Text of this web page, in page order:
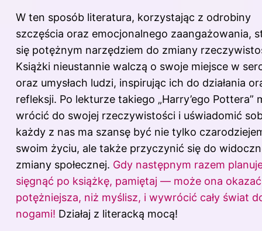
W ten sposób literatura, korzystając z odrobiny
szczęścia oraz emocjonalnego zaangażowania,
się potężnym narzędziem do zmiany
Książki nieustannie walczą o swoje miejsce w
oraz umysłach ludzi, inspirując ich do działania
refleksji. Po lekturze takiego „Harry’ego Pottera”
wrócić do swojej rzeczywistości i uświadomić
każdy z nas ma szansę być nie tylko
swoim życiu, ale także przyczynić się do
zmiany społecznej. Gdy następnym razem
sięgnąć po książkę, pamiętaj — może ona
potężniejsza, niż myślisz, i wywrócić cały świat
nogami! Działaj z literacką mocą!